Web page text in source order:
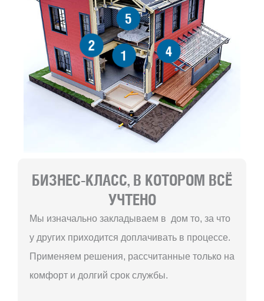
1
2 4
5
БИЗНЕС-КЛАСС, В КОТОРОМ ВСЁ
УЧТЕНО
Мы изначально закладываем в дом то, за что
у других приходится доплачивать в процессе.
Применяем решения, рассчитанные только на
комфорт и долгий срок службы.